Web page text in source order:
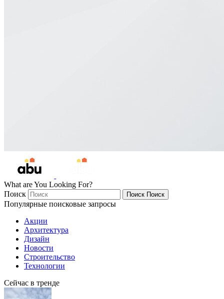
What are You Looking For?
Поиск
Поиск Поиск
Популярные поисковые запросы
Акции
Архитектура
Дизайн
Новости
Строительство
Технологии
Сейчас в тренде